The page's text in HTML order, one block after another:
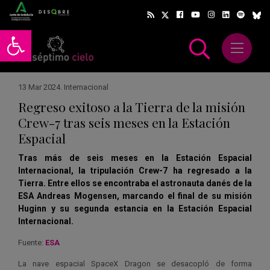
Abrir barra de herramientas
Abrir
13 Mar 2024. Internacional
Regreso exitoso a la Tierra de la misión
Crew-7 tras seis meses en la Estación
Espacial
Tras más de seis meses en la Estación Espacial
Internacional, la tripulación Crew-7 ha regresado a la
Tierra. Entre ellos se encontraba el astronauta danés de la
ESA Andreas Mogensen, marcando el final de su misión
Huginn y su segunda estancia en la Estación Espacial
Internacional.
Fuente: ESA
La nave espacial SpaceX Dragon se desacopló de forma